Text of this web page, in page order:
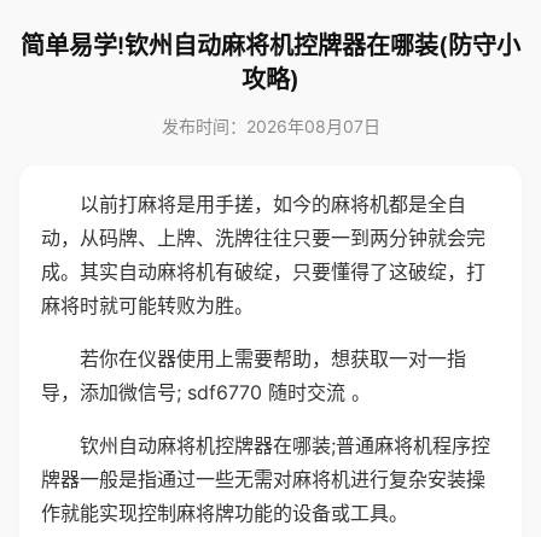
简单易学!钦州自动麻将机控牌器在哪装(防守小
攻略)
发布时间：2026年08月07日
以前打麻将是用手搓，如今的麻将机都是全自
动，从码牌、上牌、洗牌往往只要一到两分钟就会完
成。其实自动麻将机有破绽，只要懂得了这破绽，打
麻将时就可能转败为胜。
若你在仪器使用上需要帮助，想获取一对一指
导，添加微信号; sdf6770 随时交流 。
钦州自动麻将机控牌器在哪装;普通麻将机程序控
牌器一般是指通过一些无需对麻将机进行复杂安装操
作就能实现控制麻将牌功能的设备或工具。